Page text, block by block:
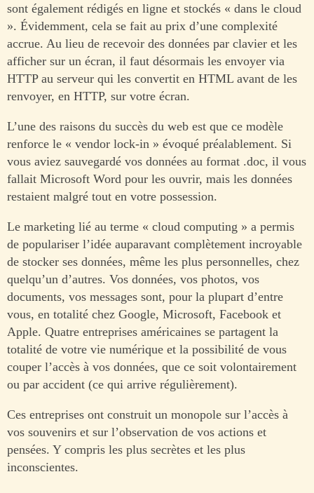
sont également rédigés en ligne et stockés « dans le cloud
». Évidemment, cela se fait au prix d’une complexité
accrue. Au lieu de recevoir des données par clavier et les
afficher sur un écran, il faut désormais les envoyer via
HTTP au serveur qui les convertit en HTML avant de les
renvoyer, en HTTP, sur votre écran.
L’une des raisons du succès du web est que ce modèle
renforce le « vendor lock-in » évoqué préalablement. Si
vous aviez sauvegardé vos données au format .doc, il vous
fallait Microsoft Word pour les ouvrir, mais les données
restaient malgré tout en votre possession.
Le marketing lié au terme « cloud computing » a permis
de populariser l’idée auparavant complètement incroyable
de stocker ses données, même les plus personnelles, chez
quelqu’un d’autres. Vos données, vos photos, vos
documents, vos messages sont, pour la plupart d’entre
vous, en totalité chez Google, Microsoft, Facebook et
Apple. Quatre entreprises américaines se partagent la
totalité de votre vie numérique et la possibilité de vous
couper l’accès à vos données, que ce soit volontairement
ou par accident (ce qui arrive régulièrement).
Ces entreprises ont construit un monopole sur l’accès à
vos souvenirs et sur l’observation de vos actions et
pensées. Y compris les plus secrètes et les plus
inconscientes.